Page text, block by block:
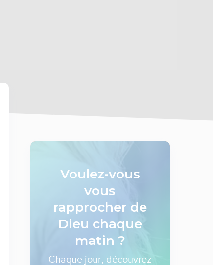
Voulez-vous
vous
rapprocher de
Dieu chaque
matin ?
Chaque jour, découvrez